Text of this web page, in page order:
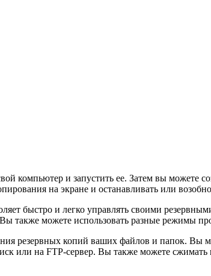
компьютер и запустить ее. Затем вы можете
на экране и останавливать или
быстро и легко управлять своими
также можете использовать разные режимы
резервных копий ваших файлов и папок. Вы
или на FTP-сервер. Вы также можете